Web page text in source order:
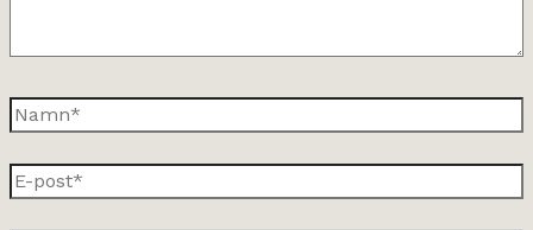
Namn*
E-
post*